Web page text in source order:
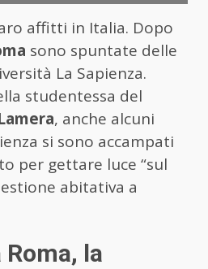
affitti in Italia. Dopo
sono spuntate delle
La Sapienza.
studentessa del
, anche alcuni
si sono accampati
per gettare luce “sul
abitativa a
la